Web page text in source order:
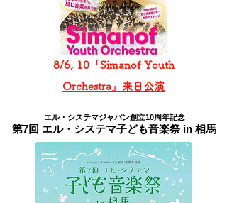
8/6, 10「Simanof Youth
Orchestra」来日公演
エル・システマジャパン創立10周年記念
第7回 エル・システマ子ども音楽祭 in 相馬